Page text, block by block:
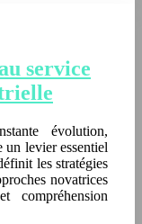
service
évolution,
un levier essentiel
les stratégies
novatrices